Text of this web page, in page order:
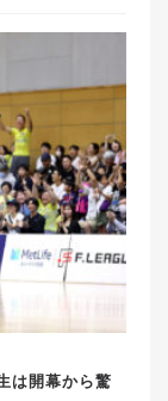
は開幕から驚